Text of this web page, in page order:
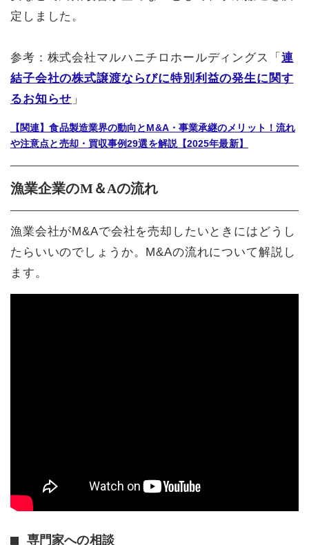
定しました。
参考：株式会社マルハニチロホールディングス「 連
結子会社の株式譲渡ならびに特別利益の発生に関す
るお知らせ 」
【関連】食品製造業界の動向とM&A・事業承継のメリット！流れ
や注意点と売却・買収事例29選を解説【2025年最新】
漁業企業のM＆Aの流れ
漁業会社がM&Aで会社を売却したいときにはどうし
たらいいのでしょうか。M&Aの流れについて解説し
ます。
専門家への相談